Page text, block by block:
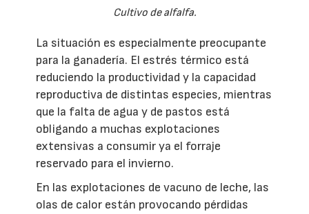
Cultivo de alfalfa.
La situación es especialmente preocupante
para la ganadería. El estrés térmico está
reduciendo la productividad y la capacidad
reproductiva de distintas especies, mientras
que la falta de agua y de pastos está
obligando a muchas explotaciones
extensivas a consumir ya el forraje
reservado para el invierno.
En las explotaciones de vacuno de leche, las
olas de calor están provocando pérdidas